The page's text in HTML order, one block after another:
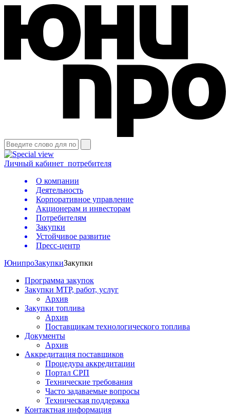
Личный кабинет потребителя
О компании
Деятельность
Корпоративное управление
Акционерам и инвесторам
Потребителям
Закупки
Устойчивое развитие
Пресс-центр
ЮнипроЗакупкиЗакупки
Программа закупок
Закупки МТР, работ, услуг
Архив
Закупки топлива
Архив
Поставщикам технологического топлива
Документы
Архив
Аккредитация поставщиков
Процедура аккредитации
Портал СРП
Технические требования
Часто задаваемые вопросы
Техническая поддержка
Контактная информация